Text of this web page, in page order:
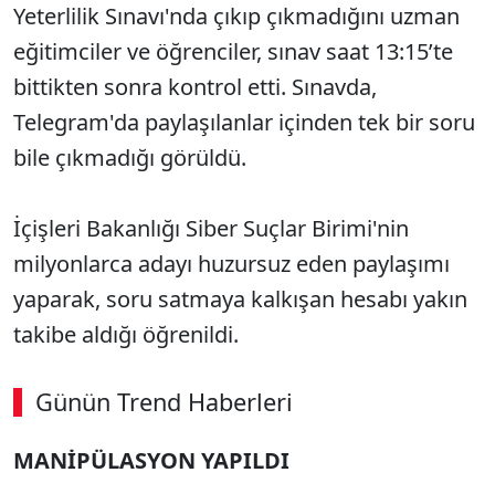
Yeterlilik Sınavı'nda çıkıp çıkmadığını uzman
eğitimciler ve öğrenciler, sınav saat 13:15’te
bittikten sonra kontrol etti. Sınavda,
Telegram'da paylaşılanlar içinden tek bir soru
bile çıkmadığı görüldü.
İçişleri Bakanlığı Siber Suçlar Birimi'nin
milyonlarca adayı huzursuz eden paylaşımı
yaparak, soru satmaya kalkışan hesabı yakın
takibe aldığı öğrenildi.
Günün Trend Haberleri
00:02 / 09:08
MANİPÜLASYON YAPILDI